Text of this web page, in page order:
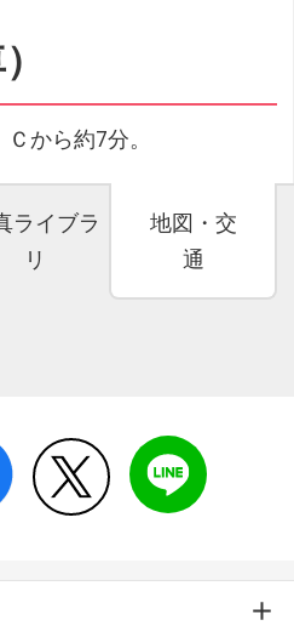
から約7分。
ライブラ
リ
地図・交
通